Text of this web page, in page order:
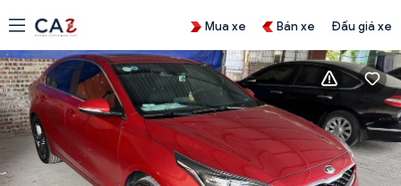
Mua xe Bán xe Đấu giá xe